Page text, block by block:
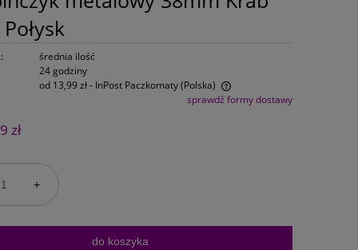
średnia ilość
24 godziny
od 13,99 zł- InPost Paczkomaty(Polska)
płatności
sprawdź formy dostawy
zł
+
do koszyka